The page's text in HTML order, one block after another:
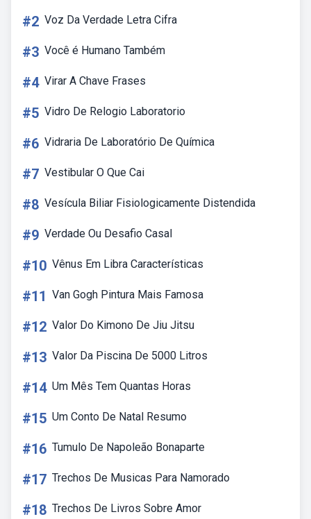
#2 Voz Da Verdade Letra Cifra
#3 Você é Humano Também
#4 Virar A Chave Frases
#5 Vidro De Relogio Laboratorio
#6 Vidraria De Laboratório De Química
#7 Vestibular O Que Cai
#8 Vesícula Biliar Fisiologicamente Distendida
#9 Verdade Ou Desafio Casal
#10 Vênus Em Libra Características
#11 Van Gogh Pintura Mais Famosa
#12 Valor Do Kimono De Jiu Jitsu
#13 Valor Da Piscina De 5000 Litros
#14 Um Mês Tem Quantas Horas
#15 Um Conto De Natal Resumo
#16 Tumulo De Napoleão Bonaparte
#17 Trechos De Musicas Para Namorado
#18 Trechos De Livros Sobre Amor